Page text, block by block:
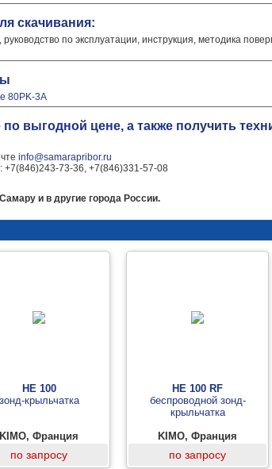
скачивания:
по эксплуатации, инструкция, методика
80PK-3A
по выгодной цене, а также получить
info@samarapribor.ru
+7(846)243-73-36, +7(846)331-57-08
и в другие города России.
HE 100
зонд-крыльчатка
KIMO, Франция
по запросу
HE 100 RF
беспроводной зонд-
крыльчатка
KIMO, Франция
по запросу